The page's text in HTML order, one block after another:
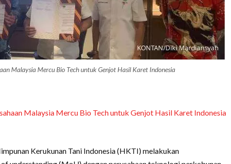
Malaysia Mercu Bio Tech untuk Genjot Hasil Karet Indonesia
Malaysia Mercu Bio Tech untuk Genjot Hasil Karet Indonesia
Kerukunan Tani Indonesia (HKTI) melakukan